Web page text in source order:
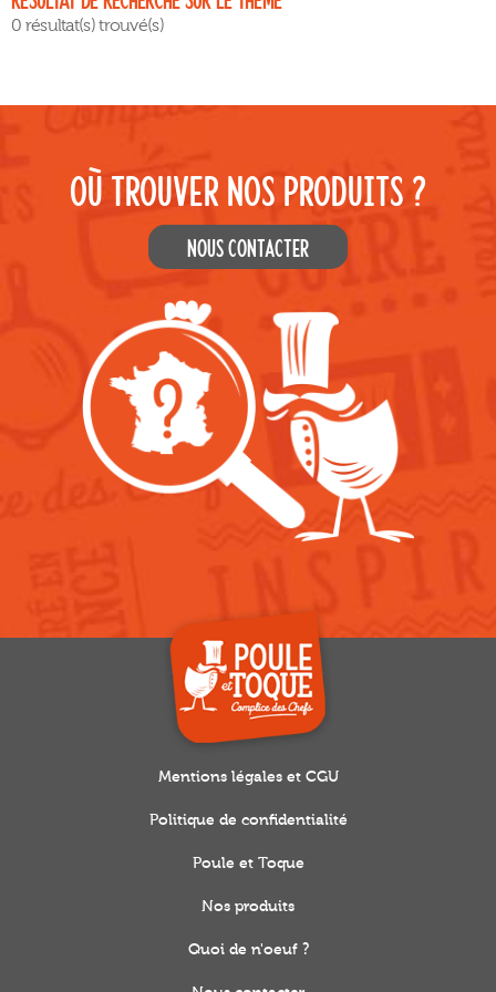
0 résultat(s) trouvé(s)
Où TROUVER NOS PRODUITS ?
NOUS CONTACTER
Mentions légales et CGU
Politique de confidentialité
Poule et Toque
Nos produits
Quoi de n'oeuf ?